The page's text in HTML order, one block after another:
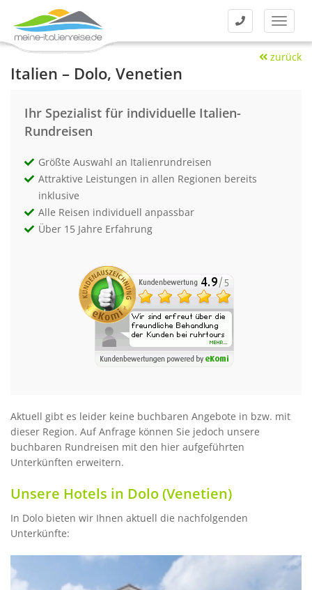
Kontakt Menü
zurück
Italien – Dolo, Venetien
Ihr Spezialist für individuelle Italien-
Rundreisen
Größte Auswahl an Italienrundreisen
Attraktive Leistungen in allen Regionen bereits
inklusive
Alle Reisen individuell anpassbar
Über 15 Jahre Erfahrung
Aktuell gibt es leider keine buchbaren Angebote in bzw. mit
dieser Region. Auf Anfrage können Sie jedoch unsere
buchbaren Rundreisen mit den hier aufgeführten
Unterkünften erweitern.
Unsere Hotels in Dolo (Venetien)
In Dolo bieten wir Ihnen aktuell die nachfolgenden
Unterkünfte: